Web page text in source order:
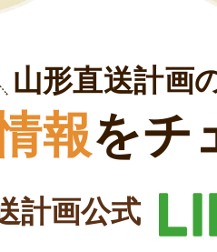
山形直送計画
報をチ
計画公式